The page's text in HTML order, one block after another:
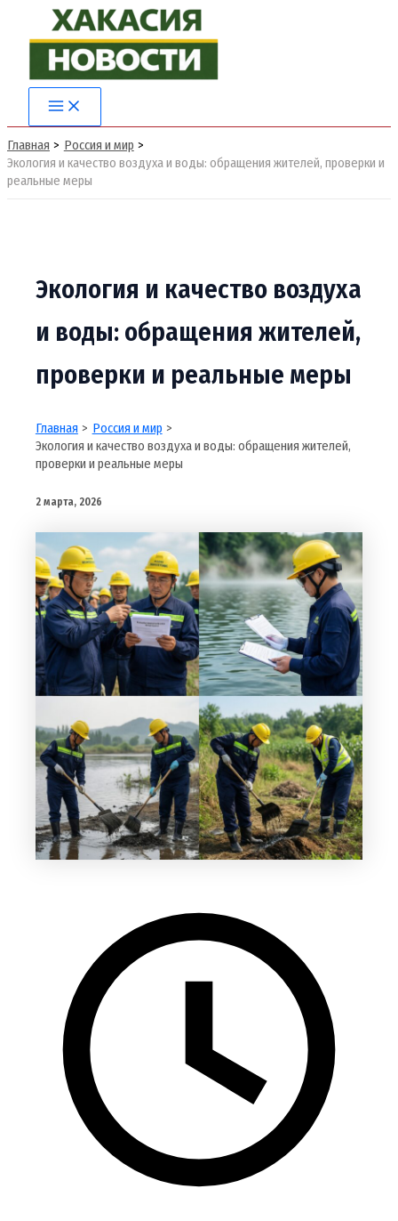
содержимому
Main
Menu
Главная
Россия и мир
Экология и качество воздуха и воды: обращения жителей, проверки и
реальные меры
Экология и качество воздуха
и воды: обращения жителей,
проверки и реальные меры
Главная
Россия и мир
Экология и качество воздуха и воды: обращения жителей,
проверки и реальные меры
2 марта, 2026